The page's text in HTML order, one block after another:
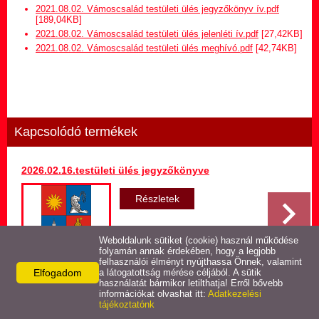
Hirdetmény termőföld
bérletére
Települési Arculati
Képviselő-testületi ülések
Egészségügyi ellátás
Egyéb szolgáltatások
Látnivalók
2021.08.02. Vámoscsalád testületi ülés jegyzőkönyv ív.pdf
[189,04KB]
2021.08.02. Vámoscsalád testületi ülés jelenléti ív.pdf [27,42KB]
2021.08.02. Vámoscsalád testületi ülés meghívó.pdf [42,74KB]
Kapcsolódó termékek
2026.02.16.testületi ülés jegyzőkönyve
Részletek
Vissza az előző oldalra!
Elfogadom
Weboldalunk sütiket (cookie) használ működése
folyamán annak érdekében, hogy a legjobb
felhasználói élményt nyújthassa Önnek, valamint
a látogatottság mérése céljából. A sütik
használatát bármikor letilthatja! Erről bővebb
információkat olvashat itt: Adatkezelési
tájékoztatónk